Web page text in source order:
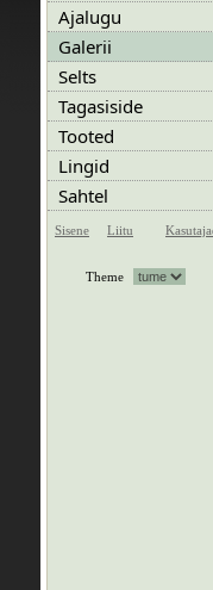
Ajalugu
Galerii
Selts
Tagasiside
Tooted
Lingid
Sahtel
Sisene Liitu
Theme